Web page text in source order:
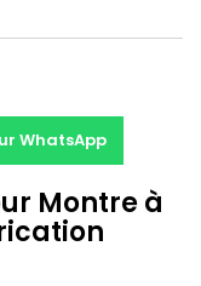
WhatsApp
Montre à